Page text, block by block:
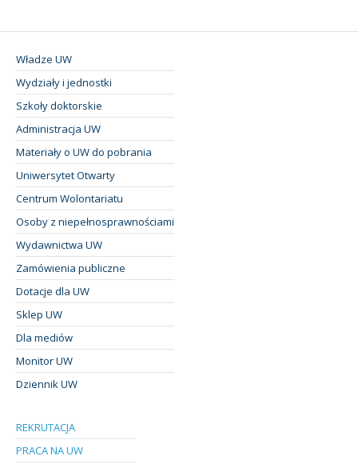
Władze UW
Wydziały i jednostki
Szkoły doktorskie
Administracja UW
Materiały o UW do pobrania
Uniwersytet Otwarty
Centrum Wolontariatu
Osoby z niepełnosprawnościami
Wydawnictwa UW
Zamówienia publiczne
Dotacje dla UW
Sklep UW
Dla mediów
Monitor UW
Dziennik UW
REKRUTACJA
PRACA NA UW